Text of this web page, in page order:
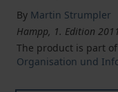
By Martin Strumpler
Hampp, 1. Edition
The product is part
Organisation und